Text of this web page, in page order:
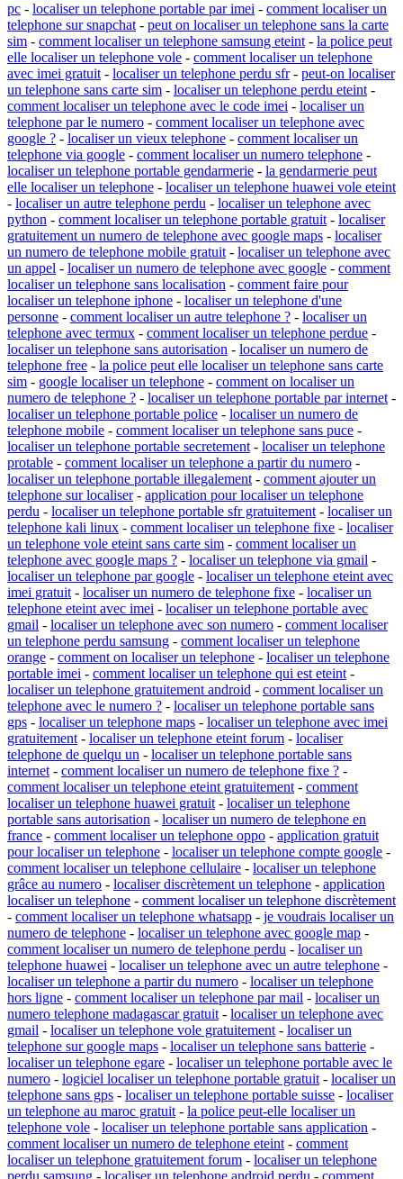
pc - localiser un telephone portable par imei - comment localiser un
telephone sur snapchat - peut on localiser un telephone sans la carte
sim - comment localiser un telephone samsung eteint - la police peut
elle localiser un telephone vole - comment localiser un telephone
avec imei gratuit - localiser un telephone perdu sfr- peut-on localiser
un telephone sans carte sim - localiser un telephone perdu eteint -
comment localiser un telephone avec le code imei - localiser un
telephone par le numero - comment localiser un telephone avec
google ? - localiser un vieux telephone - comment localiser un
telephone via google - comment localiser un numero telephone -
localiser un telephone portable gendarmerie - la gendarmerie peut
elle localiser un telephone - localiser un telephone huawei vole eteint
- localiser un autre telephone perdu - localiser un telephone avec
python - comment localiser un telephone portable gratuit - localiser
gratuitement un numero de telephone avec google maps - localiser
un numero de telephone mobile gratuit - localiser un telephone avec
un appel - localiser un numero de telephone avec google - comment
localiser un telephone sans localisation - comment faire pour
localiser un telephone iphone - localiser un telephone d'une
personne - comment localiser un autre telephone ? - localiser un
telephone avec termux - comment localiser un telephone perdue -
localiser un telephone sans autorisation - localiser un numero de
telephone free - la police peut elle localiser un telephone sans carte
sim - google localiser un telephone - comment on localiser un
numero de telephone ? - localiser un telephone portable par internet -
localiser un telephone portable police - localiser un numero de
telephone mobile - comment localiser un telephone sans puce -
localiser un telephone portable secretement - localiser un telephone
protable - comment localiser un telephone a partir du numero -
localiser un telephone portable illegalement - comment ajouter un
telephone sur localiser- application pour localiser un telephone
perdu - localiser un telephone portable sfr gratuitement - localiser un
telephone kali linux - comment localiser un telephone fixe - localiser
un telephone vole eteint sans carte sim - comment localiser un
telephone avec google maps ? - localiser un telephone via gmail -
localiser un telephone par google - localiser un telephone eteint avec
imei gratuit - localiser un numero de telephone fixe - localiser un
telephone eteint avec imei - localiser un telephone portable avec
gmail - localiser un telephone avec son numero - comment localiser
un telephone perdu samsung - comment localiser un telephone
orange - comment on localiser un telephone - localiser un telephone
portable imei - comment localiser un telephone qui est eteint -
localiser un telephone gratuitement android - comment localiser un
telephone avec le numero ? - localiser un telephone portable sans
gps - localiser un telephone maps - localiser un telephone avec imei
gratuitement - localiser un telephone eteint forum - localiser
telephone de quelqu un - localiser un telephone portable sans
internet - comment localiser un numero de telephone fixe ? -
comment localiser un telephone eteint gratuitement - comment
localiser un telephone huawei gratuit - localiser un telephone
portable sans autorisation - localiser un numero de telephone en
france - comment localiser un telephone oppo - application gratuit
pour localiser un telephone - localiser un telephone compte google -
comment localiser un telephone cellulaire - localiser un telephone
grâce au numero - localiser discrètement un telephone - application
localiser un telephone - comment localiser un telephone discrètement
- comment localiser un telephone whatsapp - je voudrais localiser un
numero de telephone - localiser un telephone avec google map -
comment localiser un numero de telephone perdu - localiser un
telephone huawei - localiser un telephone avec un autre telephone -
localiser un telephone a partir du numero - localiser un telephone
hors ligne - comment localiser un telephone par mail - localiser un
numero telephone madagascar gratuit - localiser un telephone avec
gmail - localiser un telephone vole gratuitement - localiser un
telephone sur google maps - localiser un telephone sans batterie -
localiser un telephone egare - localiser un telephone portable avec le
numero - logiciel localiser un telephone portable gratuit - localiser un
telephone sans gps - localiser un telephone portable suisse - localiser
un telephone au maroc gratuit - la police peut-elle localiser un
telephone vole - localiser un telephone portable sans application -
comment localiser un numero de telephone eteint - comment
localiser un telephone gratuitement forum - localiser un telephone
perdu samsung - localiser un telephone android perdu - comment